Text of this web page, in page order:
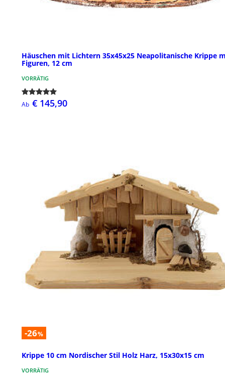
Häuschen mit Lichtern 35x45x25 Neapolitanische Krippe
Figuren, 12 cm
VORRÄTIG
Ab € 145,90
-26%
Krippe 10 cm Nordischer Stil Holz Harz, 15x30x15 cm
VORRÄTIG